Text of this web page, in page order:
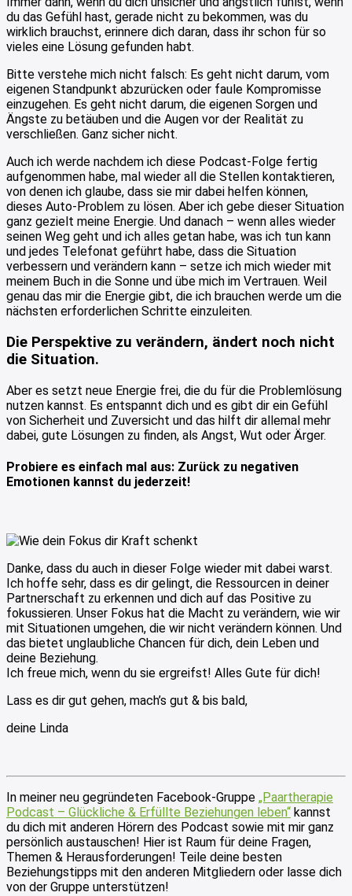
du das Gefühl hast, gerade nicht zu bekommen, was du
wirklich brauchst, erinnere dich daran, dass ihr schon für so
vieles eine Lösung gefunden habt.
Bitte verstehe mich nicht falsch: Es geht nicht darum, vom
eigenen Standpunkt abzurücken oder faule Kompromisse
einzugehen. Es geht nicht darum, die eigenen Sorgen und
Ängste zu betäuben und die Augen vor der Realität zu
verschließen. Ganz sicher nicht.
Auch ich werde nachdem ich diese Podcast-Folge fertig
aufgenommen habe, mal wieder all die Stellen kontaktieren,
von denen ich glaube, dass sie mir dabei helfen können,
dieses Auto-Problem zu lösen. Aber ich gebe dieser Situation
ganz gezielt meine Energie. Und danach – wenn alles wieder
seinen Weg geht und ich alles getan habe, was ich tun kann
und jedes Telefonat geführt habe, dass die Situation
verbessern und verändern kann – setze ich mich wieder mit
meinem Buch in die Sonne und übe mich im Vertrauen. Weil
genau das mir die Energie gibt, die ich brauchen werde um die
nächsten erforderlichen Schritte einzuleiten.
Die Perspektive zu verändern, ändert noch nicht
die Situation.
Aber es setzt neue Energie frei, die du für die Problemlösung
nutzen kannst. Es entspannt dich und es gibt dir ein Gefühl
von Sicherheit und Zuversicht und das hilft dir allemal mehr
dabei, gute Lösungen zu finden, als Angst, Wut oder Ärger.
Probiere es einfach mal aus: Zurück zu negativen
Emotionen kannst du jederzeit!
Danke, dass du auch in dieser Folge wieder mit dabei warst.
Ich hoffe sehr, dass es dir gelingt, die Ressourcen in deiner
Partnerschaft zu erkennen und dich auf das Positive zu
fokussieren. Unser Fokus hat die Macht zu verändern, wie wir
mit Situationen umgehen, die wir nicht verändern können. Und
das bietet unglaubliche Chancen für dich, dein Leben und
deine Beziehung.
Ich freue mich, wenn du sie ergreifst! Alles Gute für dich!
Lass es dir gut gehen, mach’s gut & bis bald,
deine Linda
In meiner neu gegründeten Facebook-Gruppe „Paartherapie
Podcast – Glückliche & Erfüllte Beziehungen leben“ kannst
du dich mit anderen Hörern des Podcast sowie mit mir ganz
persönlich austauschen! Hier ist Raum für deine Fragen,
Themen & Herausforderungen! Teile deine besten
Beziehungstipps mit den anderen Mitgliedern oder lasse dich
von der Gruppe unterstützen!